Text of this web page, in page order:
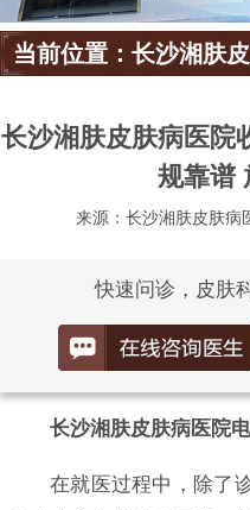
当前位置：长沙湘肤
长沙湘肤皮肤病医院
规靠谱
来源：长沙湘肤皮肤病
快速问诊，皮肤
长沙湘肤皮肤病医院
在就医过程中，除了